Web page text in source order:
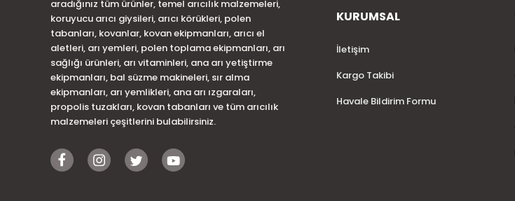
aradığınız tüm ürünler, temel arıcılık malzemeleri,
koruyucu arıcı giysileri, arıcı körükleri, polen
tabanları, kovanlar, kovan ekipmanları, arıcı el
aletleri, arı yemleri, polen toplama ekipmanları, arı
sağlığı ürünleri, arı vitaminleri, ana arı yetiştirme
ekipmanları, bal süzme makineleri, sır alma
ekipmanları, arı yemlikleri, ana arı ızgaraları,
propolis tuzakları, kovan tabanları ve tüm arıcılık
malzemeleri çeşitlerini bulabilirsiniz.
KURUMSAL
İletişim
Kargo Takibi
Havale Bildirim Formu